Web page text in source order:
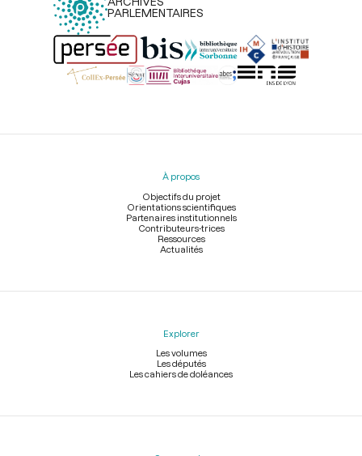
PARLEMENTAIRES
Menu
À propos
Objectifs du projet
Orientations scientifiques
Partenaires institutionnels
Contributeurs-trices
Ressources
Actualités
Explorer
Les volumes
Les députés
Les cahiers de doléances